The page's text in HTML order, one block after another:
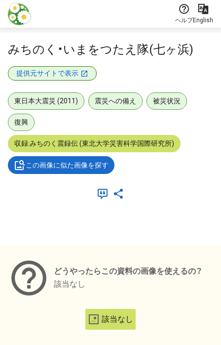
本文に飛ぶ
ヘルプEnglish
みちのく・いまをつたえ隊(七ヶ浜)
提供元サイトで表示
東日本大震災 (2011) 震災への備え 被災状況
復興
収録:みちのく震録伝 (東北大学災害科学国際研究所)
この画像に似た画像を探す
どうやったらこの資料の画像を使えるの？
該当なし
該当なし